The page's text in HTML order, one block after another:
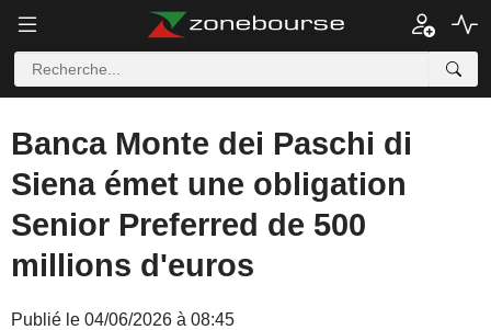
Banca Monte dei Paschi di
Siena émet une obligation
Senior Preferred de 500
millions d'euros
Publié le 04/06/2026 à 08:45